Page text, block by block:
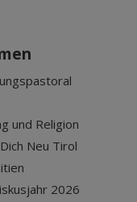
und Religion
Neu Tirol
2026